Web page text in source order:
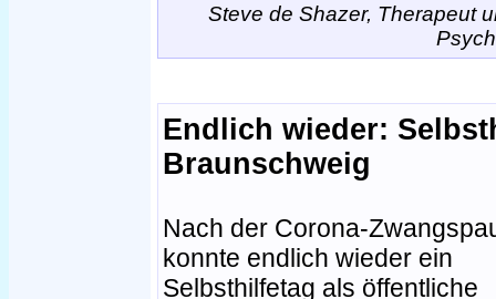
Steve de Shazer, Therapeut
Endlich wieder:
Braunschweig
Nach der Corona-
konnte endlich wieder ein
Selbsthilfetag als öffentliche